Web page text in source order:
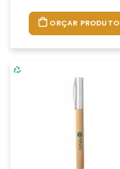
ORÇAR PRODUTO